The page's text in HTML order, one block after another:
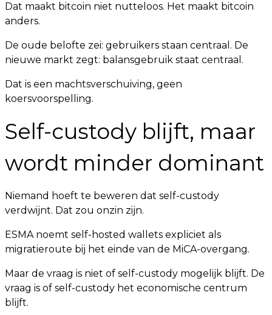
Dat maakt bitcoin niet nutteloos. Het maakt bitcoin
anders.
De oude belofte zei: gebruikers staan centraal. De
nieuwe markt zegt: balansgebruik staat centraal.
Dat is een machtsverschuiving, geen
koersvoorspelling.
Self-custody blijft, maar
wordt minder dominant
Niemand hoeft te beweren dat self-custody
verdwijnt. Dat zou onzin zijn.
ESMA noemt self-hosted wallets expliciet als
migratieroute bij het einde van de MiCA-overgang.
Maar de vraag is niet of self-custody mogelijk blijft. De
vraag is of self-custody het economische centrum
blijft.